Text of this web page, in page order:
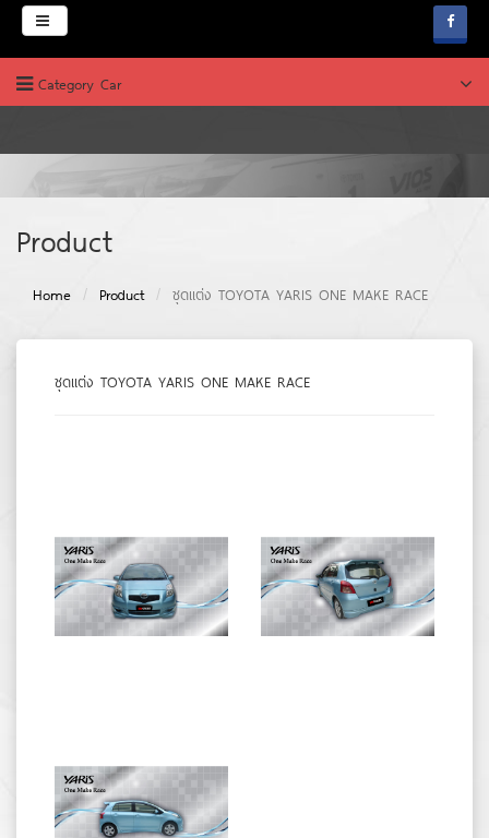
Menu
HOME
JOB & CAREERS
Category Car
Product
Home Product ชุดแต่ง TOYOTA YARIS ONE MAKE RACE
ชุดแต่ง TOYOTA YARIS ONE MAKE RACE